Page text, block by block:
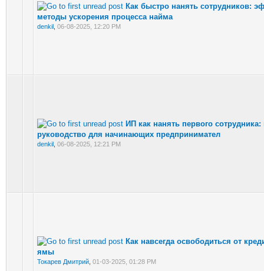
Как быстро нанять сотрудников:
методы ускорения процесса найма
denkil 06-08-2025, 12:20 PM
ИП как нанять первого
руководство для начинающих предпринимател
denkil 06-08-2025, 12:21 PM
Как навсегда освободиться от
ямы
Токарев Дмитрий 01-03-2025, 01:28 PM